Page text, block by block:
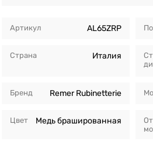
Артикул AL65ZRP
Страна Италия
Бренд Remer Rubinetterie
Цвет Медь брашированная